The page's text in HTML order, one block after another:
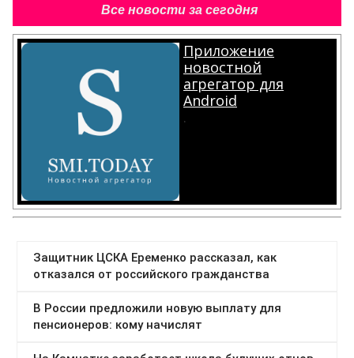
Все новости за сегодня
Приложение
новостной
агрегатор для
Android
.